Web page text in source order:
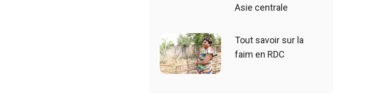
Asie centrale
Tout savoir sur la
faim en RDC